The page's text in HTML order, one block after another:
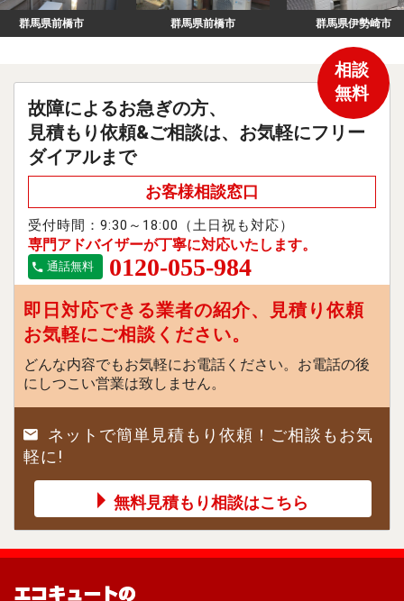
群馬県前橋市 群馬県伊勢崎市
故障によるお急ぎの方、
見積もり依頼&ご相談は、お気軽にフリー
ダイアルまで
お客様相談窓口
受付時間：9:30～18:00（土日祝も対応）
専門アドバイザーが丁寧に対応いたします。
通話無料 0120-055-984
即日対応できる業者の紹介、見積り依頼
お気軽にご相談ください。
どんな内容でもお気軽にお電話ください。お電話の後
にしつこい営業は致しません。
相談
無料
ネットで簡単見積もり依頼！ご相談もお気
軽に!
無料見積もり相談はこちら